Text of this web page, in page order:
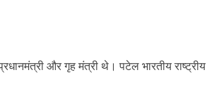
और गृह मंत्री थे। पटेल भारतीय राष्ट्रीय